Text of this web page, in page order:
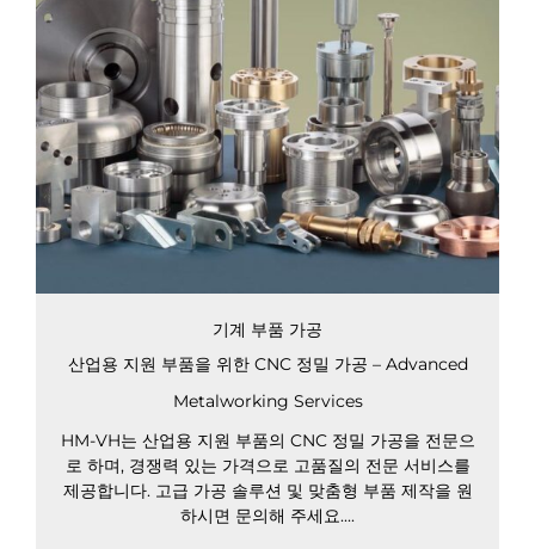
기계 부품 가공
산업용 지원 부품을 위한 CNC 정밀 가공 – Advanced
Metalworking Services
HM-VH는 산업용 지원 부품의 CNC 정밀 가공을 전문으
로 하며, 경쟁력 있는 가격으로 고품질의 전문 서비스를
제공합니다. 고급 가공 솔루션 및 맞춤형 부품 제작을 원
하시면 문의해 주세요....